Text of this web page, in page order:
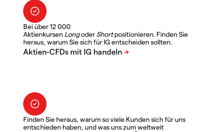
Bei über 12 000
Aktienkursen LongoderShortpositionieren. Finden Sie
heraus, warum Sie sich für IG entscheiden sollten.
Finden Sie heraus, warum so viele Kunden sich für uns
entschieden haben, und was uns zum weltweit